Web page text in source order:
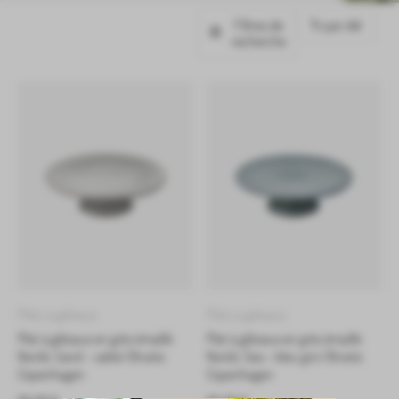
Plat à gâteaux en grès émaillé
Copenhagen
Plat à gâteaux en grès émaillé
Copenhagen